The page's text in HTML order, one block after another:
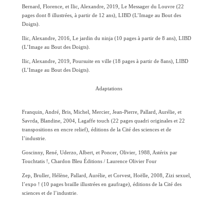
Bernard , Florence, et Ilic, Alexandre, 2019, Le Messager du Louvre (22
pages dont8 illustrées, à partir de 12 ans), LIBD (L’Image au Bout des
Doigts).
Ilic, Alexandre, 2016, Le jardin du ninja (10 pages à partir de 8 ans), LIBD
(L’Image au Bout des Doigts).
Ilic, Alexandre, 2019, Poursuite en ville(18 pages à partir de 8ans), LIBD
(L’Image au Bout des Doigts).
Adaptations
Franquin, André, Bris, Michel, Mercier, Jean-Pierre, Pallard, Aurélie, et
Savrda, Blandine, 2004, Lagaffe touch (22 pages quadri originales et 22
transpositions en encre relief), éditions de la Cité des sciences et de
l’industrie.
Goscinny, René, Uderzo, Albert, et Poncer, Olivier, 1988 , Astérix par
Touchtatis!, Chardon Bleu Éditions / Laurence Olivier Four
Zep, Bruller, Hélène, Pallard , Aurélie, et Corvest, Hoëlle, 2008 Zizi sexuel,
l’expo ! (10 pages braille illustréesen gaufrage), éditions de la Cité des
sciences et de l’industrie.